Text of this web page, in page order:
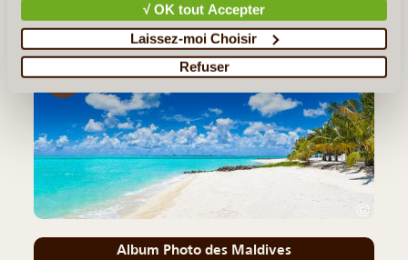
√ OK tout Accepter
Laissez-moi Choisir
Refuser
Notre Guide de Voyage - Maldives
©
Album Photo des Maldives